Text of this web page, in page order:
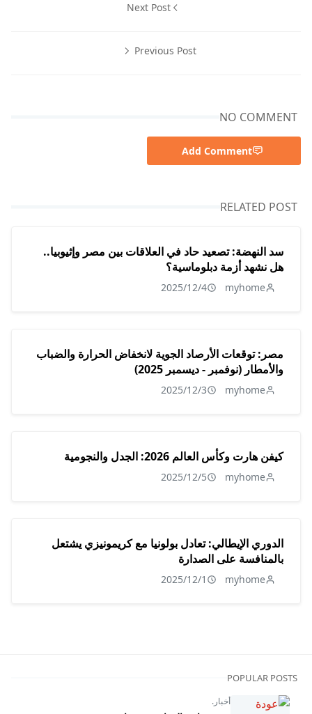
Next Post
Previous Post
NO COMMENT
Add Comment
RELATED POST
سد النهضة: تصعيد حاد في العلاقات بين مصر وإثيوبيا..
هل نشهد أزمة دبلوماسية؟
myhome
2025/12/4
مصر: توقعات الأرصاد الجوية لانخفاض الحرارة والضباب
والأمطار (نوفمبر - ديسمبر 2025)
myhome
2025/12/3
كيفن هارت وكأس العالم 2026: الجدل والنجومية
myhome
2025/12/5
الدوري الإيطالي: تعادل بولونيا مع كريمونيزي يشتعل
بالمنافسة على الصدارة
myhome
2025/12/1
POPULAR POSTS
أخبار.